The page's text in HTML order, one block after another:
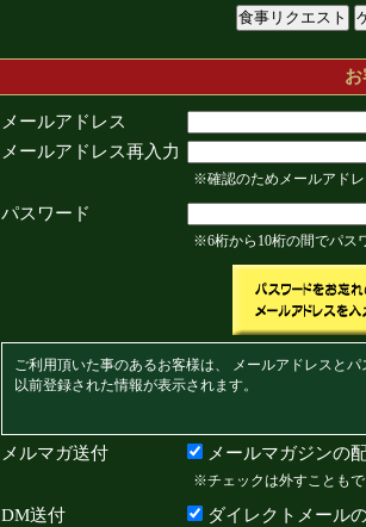
メールアドレス
メールアドレス再入力
※確認のためメールアド
パスワード
※6桁から10桁の間でパス
ご利用頂いた事のあるお客様は、 メールアドレスと
以前登録された情報が表示されます。
メルマガ送付 メールマガジンの
※チェックは外すことも
DM送付 ダイレクトメール